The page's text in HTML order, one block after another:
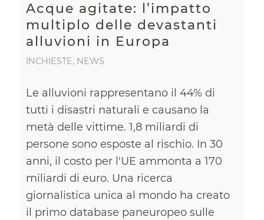
Acque agitate: l’impatto
multiplo delle devastanti
alluvioni in Europa
INCHIESTE, NEWS
Le alluvioni rappresentano il 44% di
tutti i disastri naturali e causano la
metà delle vittime. 1,8 miliardi di
persone sono esposte al rischio. In 30
anni, il costo per l'UE ammonta a 170
miliardi di euro. Una ricerca
giornalistica unica al mondo ha creato
il primo database paneuropeo sulle